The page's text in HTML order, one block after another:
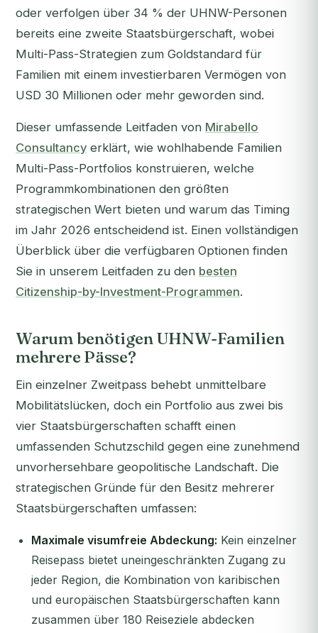
oder verfolgen über 34 % der UHNW-Personen
bereits eine zweite Staatsbürgerschaft, wobei
Multi-Pass-Strategien zum Goldstandard für
Familien mit einem investierbaren Vermögen von
USD 30 Millionen oder mehr geworden sind.
Dieser umfassende Leitfaden von Mirabello
Consultancy erklärt, wie wohlhabende Familien
Multi-Pass-Portfolios konstruieren, welche
Programmkombinationen den größten
strategischen Wert bieten und warum das Timing
im Jahr 2026 entscheidend ist. Einen vollständigen
Überblick über die verfügbaren Optionen finden
Sie in unserem Leitfaden zu den besten
Citizenship-by-Investment-Programmen.
Warum benötigen UHNW-Familien
mehrere Pässe?
Ein einzelner Zweitpass behebt unmittelbare
Mobilitätslücken, doch ein Portfolio aus zwei bis
vier Staatsbürgerschaften schafft einen
umfassenden Schutzschild gegen eine zunehmend
unvorhersehbare geopolitische Landschaft. Die
strategischen Gründe für den Besitz mehrerer
Staatsbürgerschaften umfassen:
Maximale visumfreie Abdeckung: Kein einzelner
Reisepass bietet uneingeschränkten Zugang zu
jeder Region, die Kombination von karibischen
und europäischen Staatsbürgerschaften kann
zusammen über 180 Reiseziele abdecken